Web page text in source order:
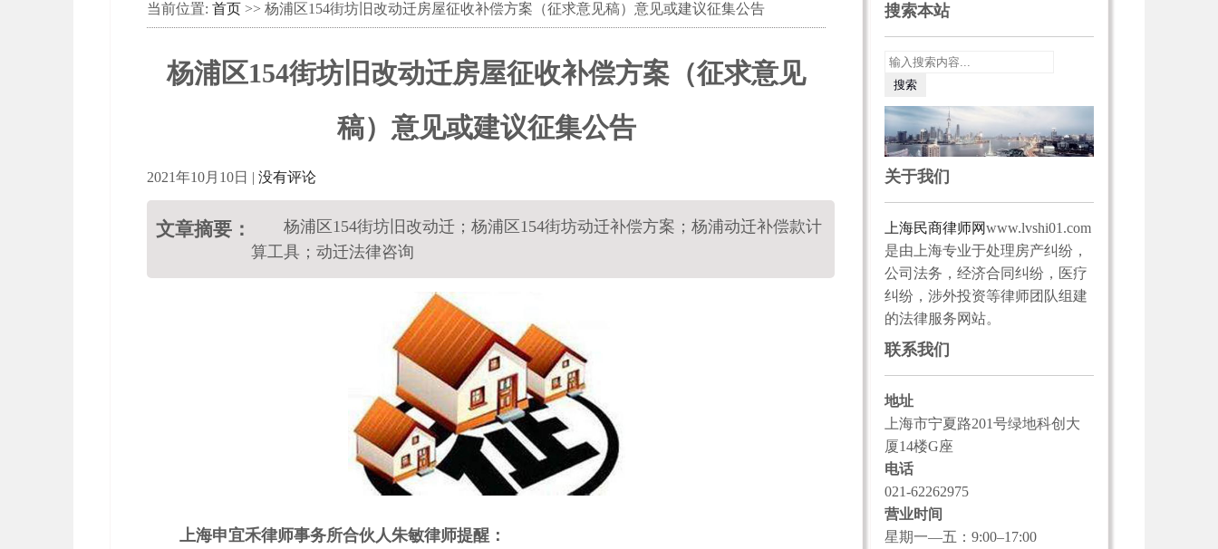
当前位置: 首页 >> 杨浦区154街坊旧改动迁房屋征收补偿方案（征求意见稿）意见或建议征集公告
杨浦区154街坊旧改动迁房屋征收补偿方案（征求意见
稿）意见或建议征集公告
2021年10月10日 | 没有评论
文章摘要：
杨浦区154街坊旧改动迁；杨浦区154街坊动迁补偿方案；杨浦动迁补偿款计
算工具；动迁法律咨询
上海申宜禾律师事务所合伙人朱敏律师提醒：
搜索本站
关于我们
上海民商律师网www.lvshi01.com
是由上海专业于处理房产纠纷，
公司法务，经济合同纠纷，医疗
纠纷，涉外投资等律师团队组建
的法律服务网站。
联系我们
地址
上海市宁夏路201号绿地科创大
厦14楼G座
电话
021-62262975
营业时间
星期一—五：9:00–17:00